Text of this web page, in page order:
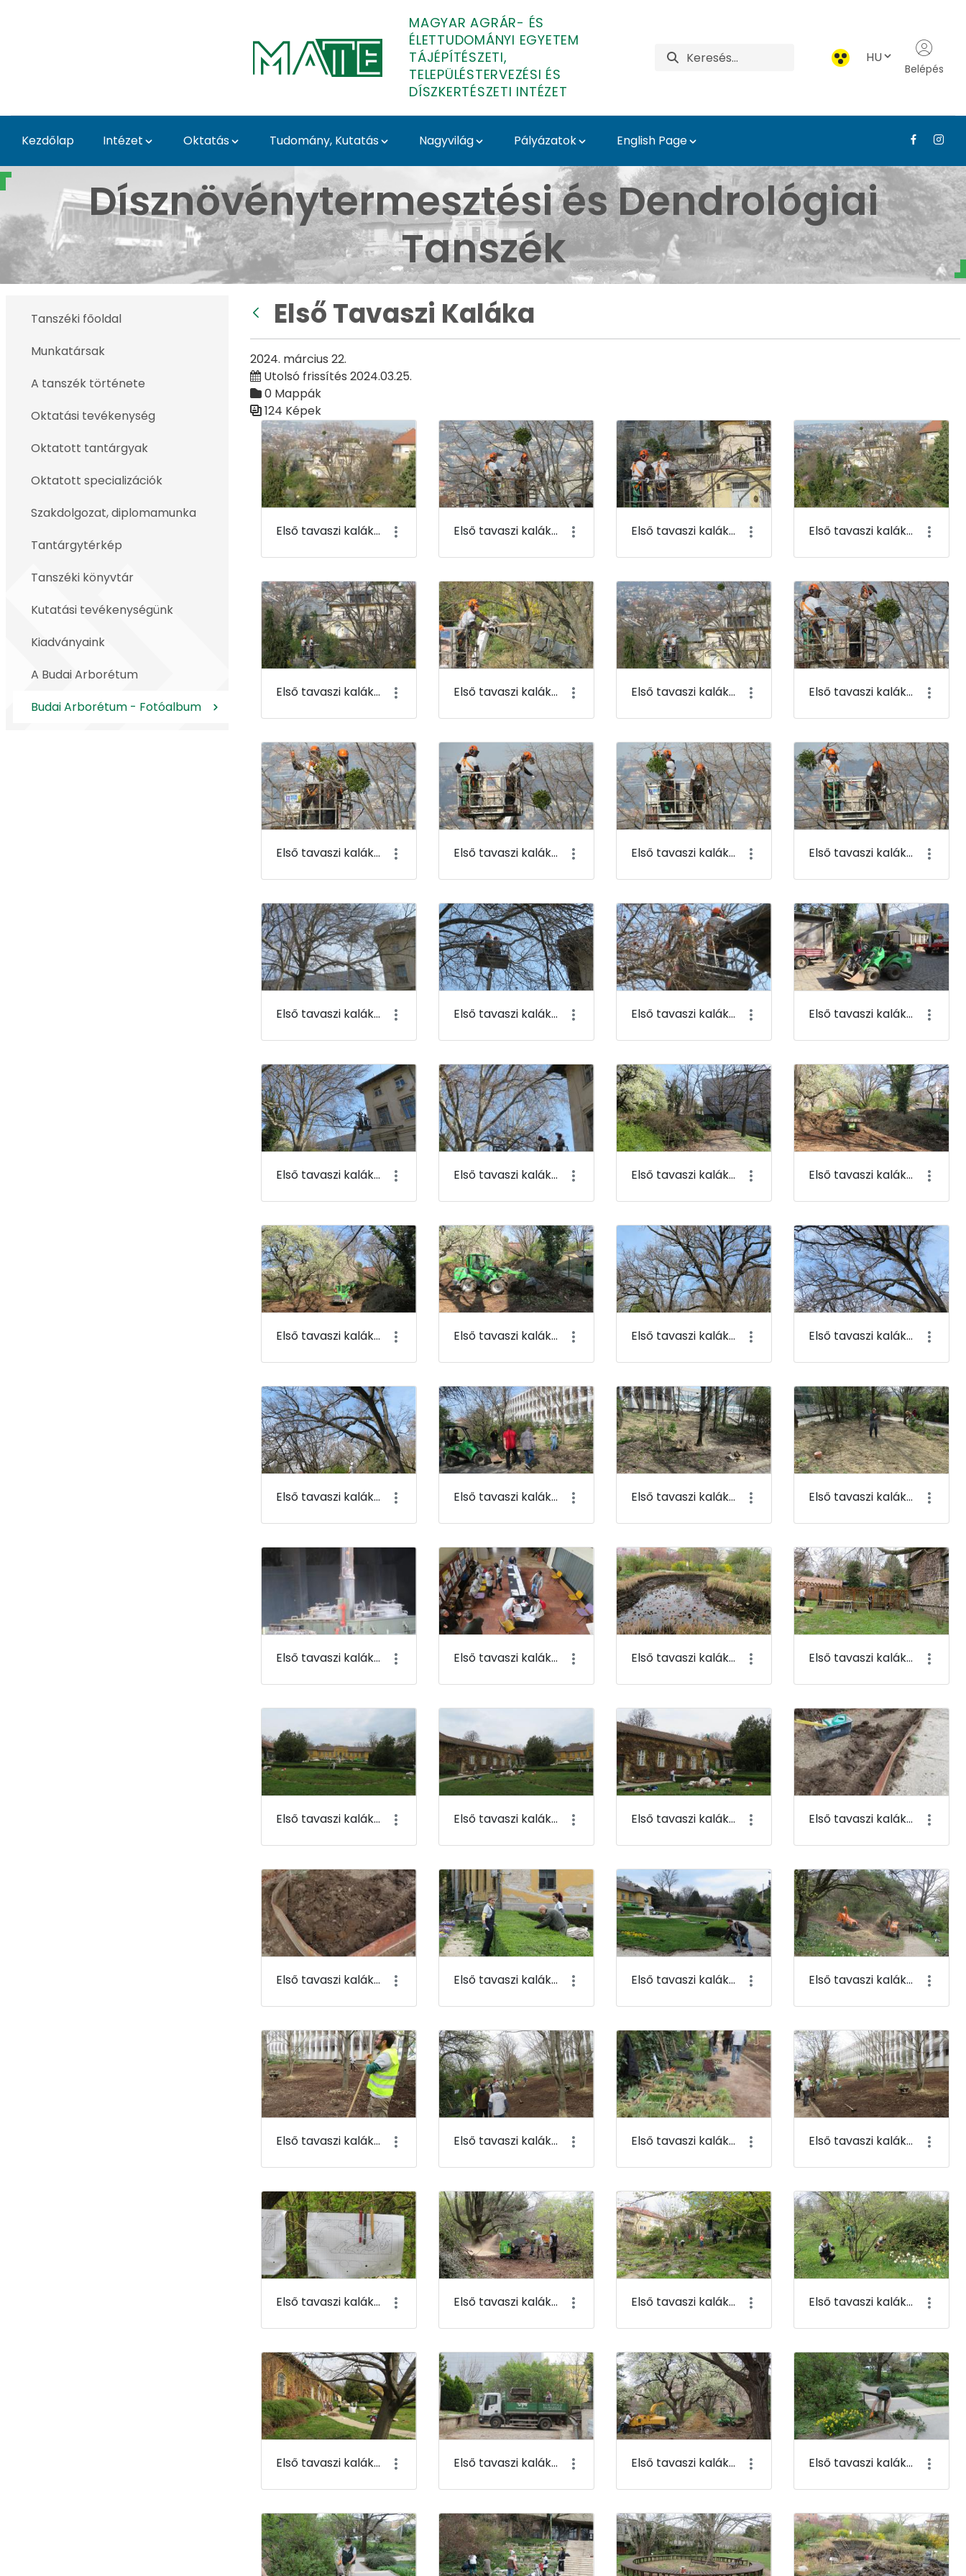
MAGYAR AGRÁR- ÉS
ÉLETTUDOMÁNYI EGYETEM
TÁJÉPÍTÉSZETI,
TELEPÜLÉSTERVEZÉSI ÉS
DÍSZKERTÉSZETI INTÉZET
HU
Belépés
Kezdőlap Intézet Oktatás Tudomány, Kutatás Nagyvilág Pályázatok English Page
Első Tavaszi Kaláka - Budai Arborétum - Médiatár - Tájépítészeti,
Dísznövénytermesztési és Dendrológiai
Tanszék
Tanszéki főoldal
Munkatársak
A tanszék története
Oktatási tevékenység
Oktatott tantárgyak
Oktatott specializációk
Szakdolgozat, diplomamunka
Tantárgytérkép
Tanszéki könyvtár
Kutatási tevékenységünk
Kiadványaink
A Budai Arborétum
Budai Arborétum - Fotóalbum
Első Tavaszi Kaláka
2024. március 22.
Utolsó frissítés 2024.03.25.
0 Mappák
124 Képek
Médiatár
Első tavaszi kaláka 001 Első tavaszi kaláka 002 Első tavaszi kaláka 003 Első tavaszi kaláka 004
Első tavaszi kaláka 005 Első tavaszi kaláka 006 Első tavaszi kaláka 007 Első tavaszi kaláka 008
Első tavaszi kaláka 009 Első tavaszi kaláka 010 Első tavaszi kaláka 011 Első tavaszi kaláka 012
Első tavaszi kaláka 013 Első tavaszi kaláka 014 Első tavaszi kaláka 015 Első tavaszi kaláka 016
Első tavaszi kaláka 017 Első tavaszi kaláka 018 Első tavaszi kaláka 019 Első tavaszi kaláka 020
Első tavaszi kaláka 021 Első tavaszi kaláka 022 Első tavaszi kaláka 023 Első tavaszi kaláka 024
Első tavaszi kaláka 025 Első tavaszi kaláka 026 Első tavaszi kaláka 027 Első tavaszi kaláka 028
Első tavaszi kaláka 029 Első tavaszi kaláka 030 Első tavaszi kaláka 031 Első tavaszi kaláka 032
Első tavaszi kaláka 033 Első tavaszi kaláka 034 Első tavaszi kaláka 035 Első tavaszi kaláka 036
Első tavaszi kaláka 037 Első tavaszi kaláka 038 Első tavaszi kaláka 039 Első tavaszi kaláka 040
Első tavaszi kaláka 041 Első tavaszi kaláka 042 Első tavaszi kaláka 043 Első tavaszi kaláka 044
Első tavaszi kaláka 045 Első tavaszi kaláka 046 Első tavaszi kaláka 047 Első tavaszi kaláka 048
Első tavaszi kaláka 049 Első tavaszi kaláka 050 Első tavaszi kaláka 051 Első tavaszi kaláka 052